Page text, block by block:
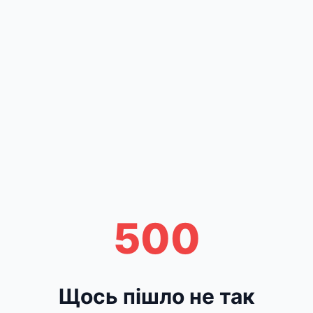
500
Щось пішло не так